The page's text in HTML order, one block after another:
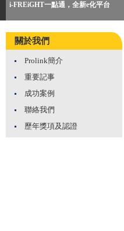
i-FREiGHT一點通，全新e化平台
關於我們
Prolink簡介
重要記事
成功案例
聯絡我們
歷年獎項及認證